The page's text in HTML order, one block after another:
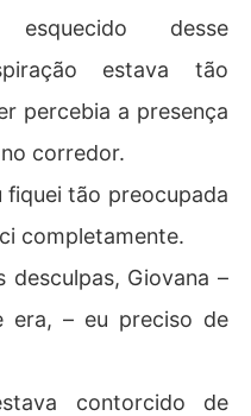
desse
estava tão
percebia a presença
corredor.
fiquei tão preocupada
completamente.
desculpas, Giovana –
era, – eu preciso de
contorcido de